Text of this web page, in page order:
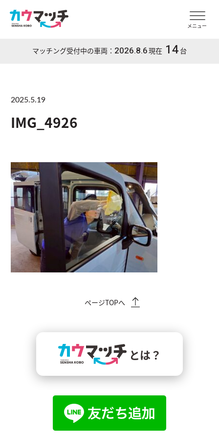
メニュー
マッチング受付中の車両： 2026.8.6現在 14 台
2025.5.19
IMG_4926
ページTOPへ
とは？